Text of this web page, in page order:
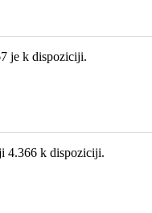
je k dispoziciji.
4.366 k dispoziciji.